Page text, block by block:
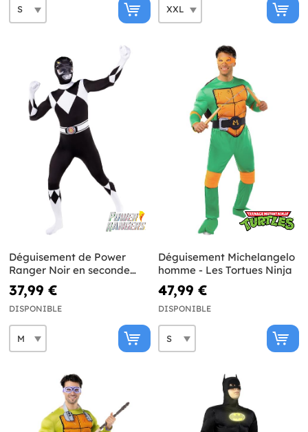
Déguisement de Power
Ranger Noir en seconde
peau
37,99 €
DISPONIBLE
Déguisement Michelangelo
homme - Les Tortues Ninja
47,99 €
DISPONIBLE